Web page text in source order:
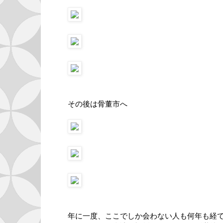
その後は骨董市へ
年に一度、ここでしか会わない人も何年も経